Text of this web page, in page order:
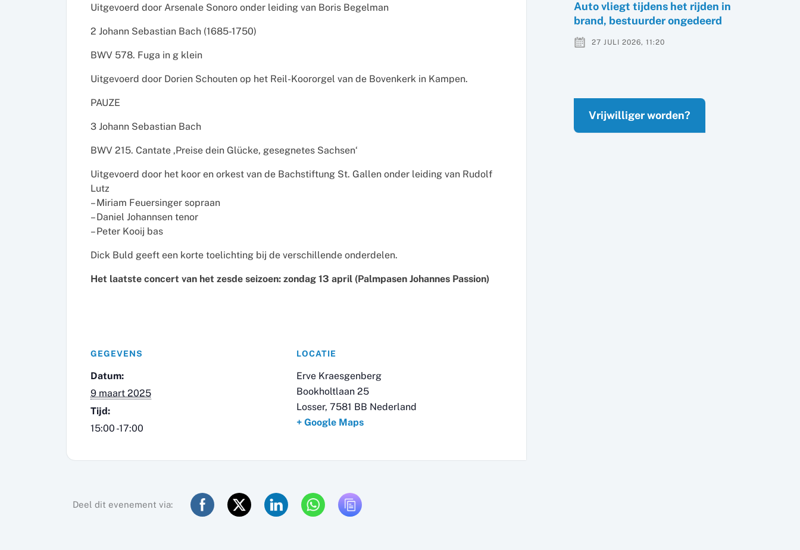
Uitgevoerd door Arsenale Sonoro onder leiding van Boris Begelman
2 Johann Sebastian Bach (1685-1750)
BWV 578. Fuga in g klein
Uitgevoerd door Dorien Schouten op het Reil-Koororgel van de Bovenkerk in Kampen.
PAUZE
3 Johann Sebastian Bach
BWV 215. Cantate ‚Preise dein Glücke, gesegnetes Sachsen‘
Uitgevoerd door het koor en orkest van de Bachstiftung St. Gallen onder leiding van Rudolf
Lutz
– Miriam Feuersinger sopraan
– Daniel Johannsen tenor
– Peter Kooij bas
Dick Buld geeft een korte toelichting bij de verschillende onderdelen.
Het laatste concert van het zesde seizoen: zondag 13 april (Palmpasen Johannes Passion)
GEGEVENS
Datum:
9 maart 2025
Tijd:
15:00 -17:00
LOCATIE
Erve Kraesgenberg
Bookholtlaan 25
Losser, 7581 BB Nederland
+ Google Maps
Deel dit evenement via:
Auto vliegt tijdens het rijden in
brand, bestuurder ongedeerd
27 JULI 2026, 11:20
Vrijwilliger worden?